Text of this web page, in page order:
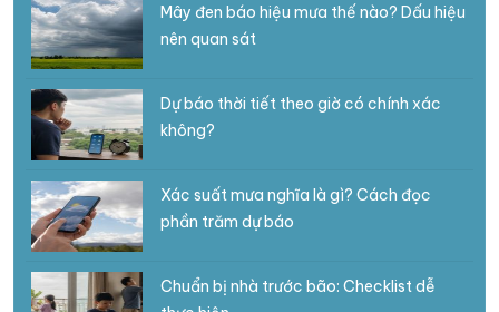
Mây đen báo hiệu mưa thế nào? Dấu hiệu
nên quan sát
Dự báo thời tiết theo giờ có chính xác
không?
Xác suất mưa nghĩa là gì? Cách đọc
phần trăm dự báo
Chuẩn bị nhà trước bão: Checklist dễ